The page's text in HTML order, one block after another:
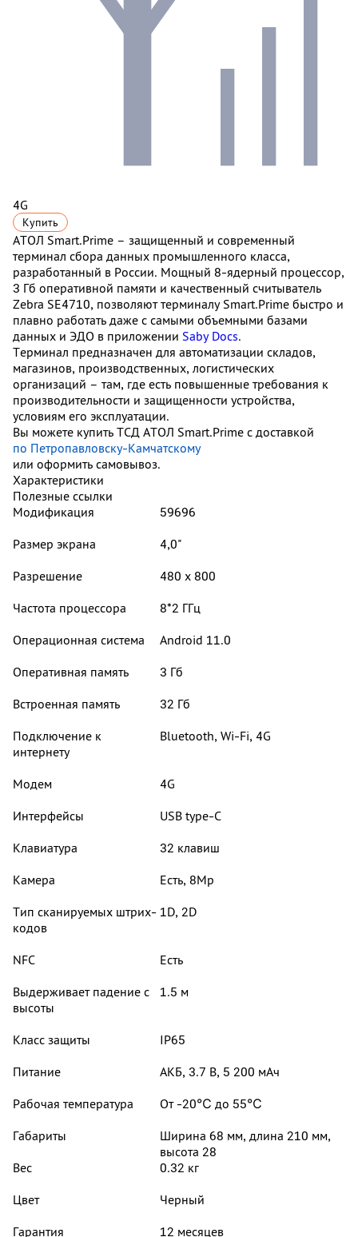
4G
Купить
АТОЛ Smart.Prime – защищенный и современный
терминал сбора данных промышленного класса,
разработанный в России. Мощный 8-ядерный процессор,
3 Гб оперативной памяти и качественный считыватель
Zebra SE4710, позволяют терминалу Smart.Prime быстро и
плавно работать даже с самыми объемными базами
данных и ЭДО в приложении Saby Docs.
Терминал предназначен для автоматизации складов,
магазинов, производственных, логистических
организаций – там, где есть повышенные требования к
производительности и защищенности устройства,
условиям его эксплуатации.
Вы можете купить ТСД АТОЛ Smart.Prime с доставкой
по Петропавловску-Камчатскому
или оформить самовывоз.
Характеристики
Полезные ссылки
Модификация
59696
Размер экрана
4,0"
Разрешение
480 x 800
Частота процессора
8*2 ГГц
Операционная система
Android 11.0
Оперативная память
3 Гб
Встроенная память
32 Гб
Подключение к
интернету
Bluetooth, Wi-Fi, 4G
Модем
4G
Интерфейсы
USB type-C
Клавиатура
32 клавиш
Камера
Есть, 8Mp
Тип сканируемых штрих-
кодов
1D, 2D
NFC
Есть
Выдерживает падение с
высоты
1.5 м
Класс защиты
IP65
Питание
АКБ, 3.7 В, 5 200 мАч
Рабочая температура
От -20℃ до 55℃
Габариты
Ширина 68 мм, длина 210 мм,
высота 28
Вес
0.32 кг
Цвет
Черный
Гарантия
12 месяцев